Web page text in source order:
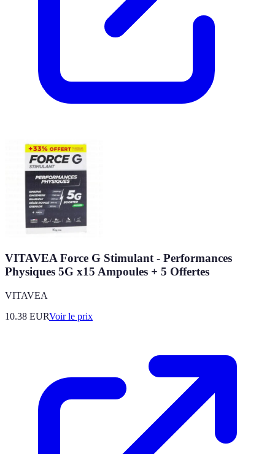
VITAVEA Force G Stimulant - Performances
Physiques 5G x15 Ampoules + 5 Offertes
VITAVEA
10.38 EURVoir le prix